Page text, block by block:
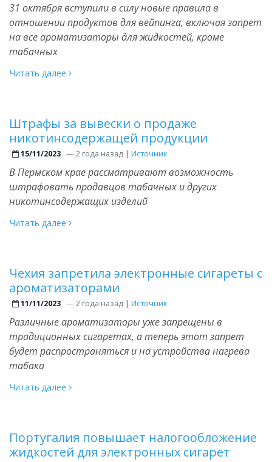
31 октября вступили в силу новые правила в
отношении продуктов для вейпинга, включая запрет
на все ароматизаторы для жидкостей, кроме
табачных
Читать далее
Штрафы за вывески о продаже
никотинсодержащей продукции
15/11/2023 —2 года назад | Источник
В Пермском крае рассматривают возможность
штрафовать продавцов табачных и других
никотинсодержащих изделий
Читать далее
Чехия запретила электронные сигареты c
ароматизаторами
11/11/2023 —2 года назад | Источник
Различные ароматизаторы уже запрещены в
традиционных сигаретах, а теперь этот запрет
будет распространяться и на устройства нагрева
табака
Читать далее
Португалия повышает налогообложение
жидкостей для электронных сигарет